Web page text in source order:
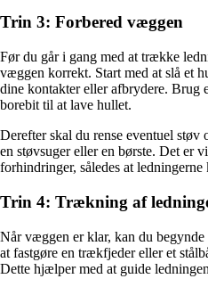
Trin 3: Forbered væggen
Før du går i gang med at trække
væggen korrekt. Start med at slå et
dine kontakter eller afbrydere. Brug
borebit til at lave hullet.
Derefter skal du rense eventuel
en støvsuger eller en børste. Det er
forhindringer, således at
Trin 4: Trækning af
Når væggen er klar, kan du
at fastgøre en trækfjeder eller et
Dette hjælper med at guide